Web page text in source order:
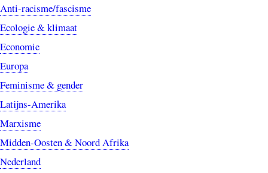
Anti-racisme/fascisme
Ecologie & klimaat
Economie
Europa
Feminisme & gender
Latijns-Amerika
Marxisme
Midden-Oosten & Noord Afrika
Nederland